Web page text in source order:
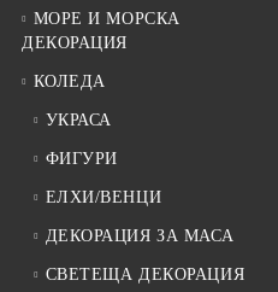
МОРЕ И МОРСКА
ДЕКОРАЦИЯ
КОЛЕДА
УКРАСА
ФИГУРИ
ЕЛХИ/ВЕНЦИ
ДЕКОРАЦИЯ ЗА МАСА
СВЕТЕЩА ДЕКОРАЦИЯ